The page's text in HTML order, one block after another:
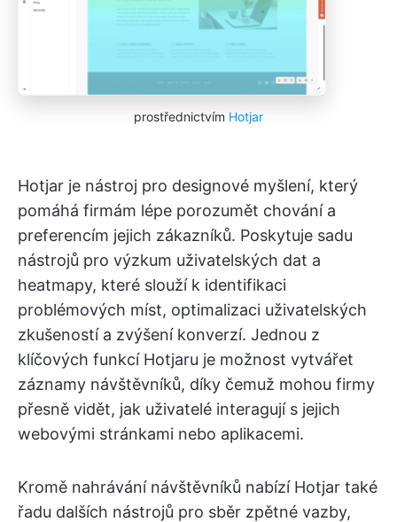
prostřednictvím Hotjar
Hotjar je nástroj pro designové myšlení, který
pomáhá firmám lépe porozumět chování a
preferencím jejich zákazníků. Poskytuje sadu
nástrojů pro výzkum uživatelských dat a
heatmapy, které slouží k identifikaci
problémových míst, optimalizaci uživatelských
zkušeností a zvýšení konverzí. Jednou z
klíčových funkcí Hotjaru je možnost vytvářet
záznamy návštěvníků, díky čemuž mohou firmy
přesně vidět, jak uživatelé interagují s jejich
webovými stránkami nebo aplikacemi.
Kromě nahrávání návštěvníků nabízí Hotjar také
řadu dalších nástrojů pro sběr zpětné vazby,